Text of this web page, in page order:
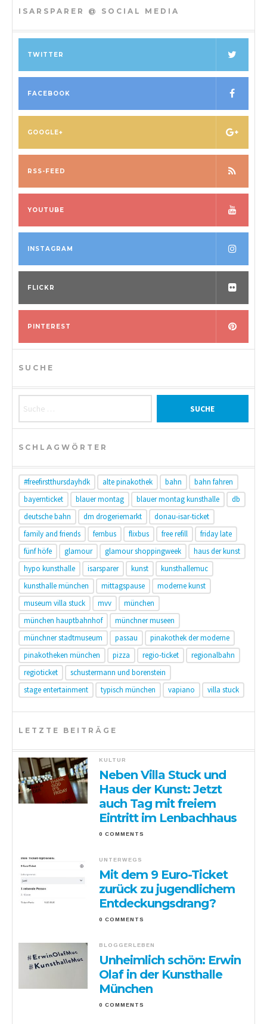
ISARSPARER @ SOCIAL MEDIA
TWITTER
FACEBOOK
GOOGLE+
RSS-FEED
YOUTUBE
INSTAGRAM
FLICKR
PINTEREST
SUCHE
SCHLAGWÖRTER
#freefirstthursdayhdk alte pinakothek bahn
bahn fahren
bayernticket
blauer montag blauer montag kunsthalle
db
deutsche bahn
dm drogeriemarkt
donau-isar-ticket
family and friends
fernbus flixbus free refill
friday late
fünf höfe
glamour glamour shoppingweek
haus der kunst
hypo kunsthalle
isarsparer kunst
kunsthallemuc
kunsthalle münchen
mittagspause
moderne kunst
museum villa stuck
mvv
münchen
münchen hauptbahnhof
münchner museen
münchner stadtmuseum
passau
pinakothek der moderne
pinakotheken münchen
pizza regio-ticket
regionalbahn
regioticket
schustermann und borenstein
stage entertainment
typisch münchen vapiano villa stuck
LETZTE BEITRÄGE
KULTUR
Neben Villa Stuck und
Haus der Kunst: Jetzt
auch Tag mit freiem
Eintritt im Lenbachhaus
0 COMMENTS
UNTERWEGS
Mit dem 9 Euro-Ticket
zurück zu jugendlichem
Entdeckungsdrang?
0 COMMENTS
BLOGGERLEBEN
Unheimlich schön: Erwin
Olaf in der Kunsthalle
München
0 COMMENTS